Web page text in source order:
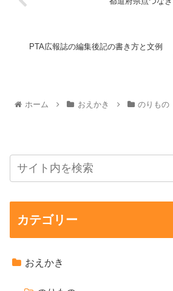
PTA広報誌の編集後記の書き方と文例
ホーム おえかき のりもの
カテゴリー
おえかき